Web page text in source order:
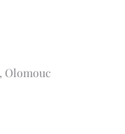
, Olomouc